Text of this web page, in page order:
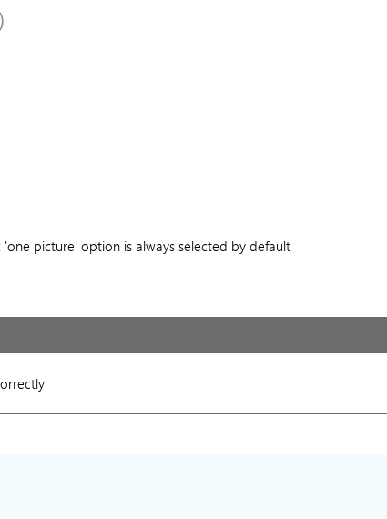
picture' option is always selected by default